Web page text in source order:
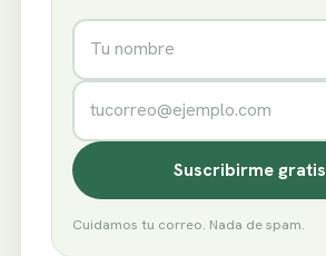
Nombre
Correo electrónico
Suscribirme gratis
Cuidamos tu correo. Nada de spam.